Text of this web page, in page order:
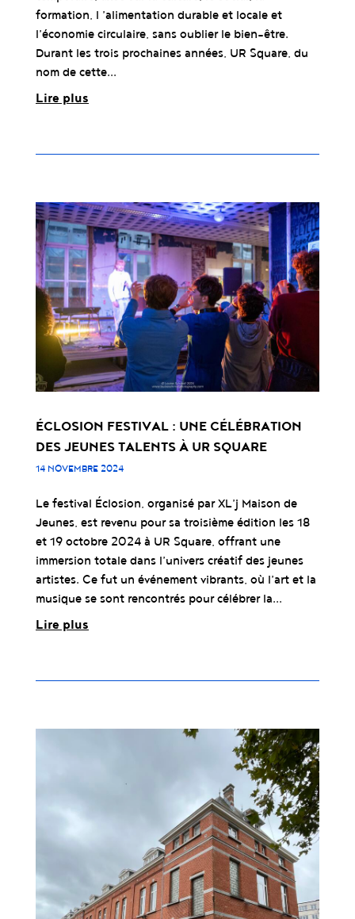
formation, l ’alimentation durable et locale et
l’économie circulaire, sans oublier le bien-être.
Durant les trois prochaines années, UR Square, du
nom de cette...
Lire plus
ÉCLOSION FESTIVAL : UNE CÉLÉBRATION
DES JEUNES TALENTS À UR SQUARE
14 NOVEMBRE 2024
Le festival Éclosion, organisé par XL’j Maison de
Jeunes, est revenu pour sa troisième édition les 18
et 19 octobre 2024 à UR Square, offrant une
immersion totale dans l’univers créatif des jeunes
artistes. Ce fut un événement vibrants, où l’art et la
musique se sont rencontrés pour célébrer la...
Lire plus